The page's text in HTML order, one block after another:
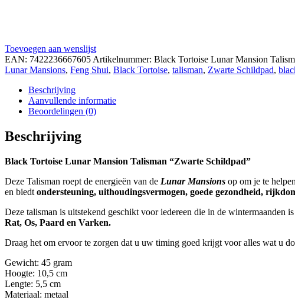
Toevoegen aan wenslijst
EAN: 7422236667605 Artikelnummer: Black Tortoise Lunar Mansion
Lunar Mansions, Feng Shui, Black Tortoise, talisman, Zwarte Schildpad,
Beschrijving
Aanvullende informatie
Beoordelingen (0)
Beschrijving
Black Tortoise Lunar Mansion Talisman “Zwarte Schildpad”
Deze Talisman roept de energieën van de Lunar Mansions op om je te
en biedt ondersteuning, uithoudingsvermogen, goede gezondheid,
Deze talisman is uitstekend geschikt voor iedereen die in de wintermaanden
Rat, Os, Paard en Varken.
Draag het om ervoor te zorgen dat u uw timing goed krijgt voor alles wat u
Gewicht: 45 gram
Hoogte: 10,5 cm
Lengte: 5,5 cm
Materiaal: metaal